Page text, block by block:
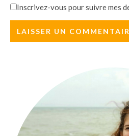
Inscrivez-vous pour suivre mes